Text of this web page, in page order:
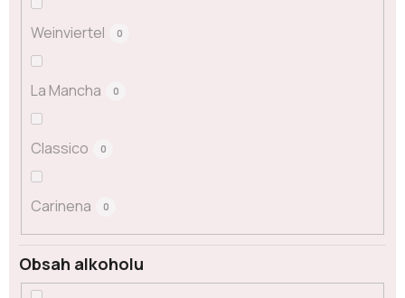
Weinviertel 0
La Mancha 0
Classico 0
Carinena 0
Obsah alkoholu